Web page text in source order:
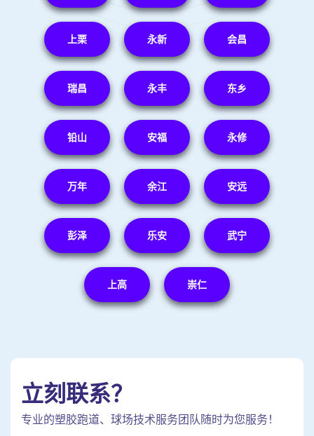
上栗 永新 会昌
瑞昌 永丰 东乡
铅山 安福 永修
万年 余江 安远
彭泽 乐安 武宁
上高 崇仁
立刻联系？
专业的塑胶跑道、球场技术服务团队随时为您服务！